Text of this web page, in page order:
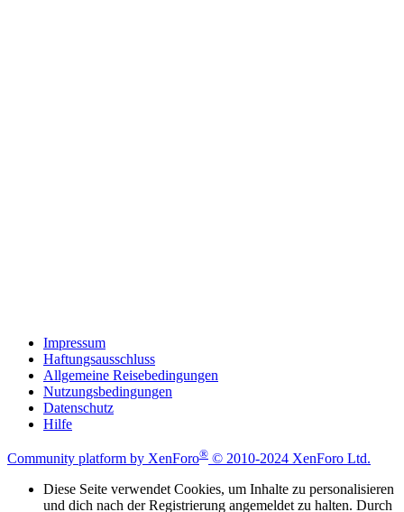
Impressum
Haftungsausschluss
Allgemeine Reisebedingungen
Nutzungsbedingungen
Datenschutz
Hilfe
Community platform by XenForo® © 2010-2024 XenForo Ltd.
Diese Seite verwendet Cookies, um Inhalte zu personalisieren
und dich nach der Registrierung angemeldet zu halten. Durch